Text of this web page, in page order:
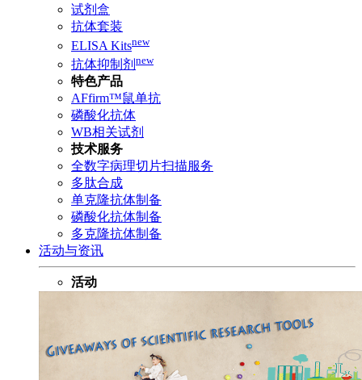
试剂盒
抗体套装
ELISA Kitsnew
抗体抑制剂 new
特色产品
AFfirm™鼠单抗
磷酸化抗体
WB相关试剂
技术服务
全数字病理切片扫描服务
多肽合成
单克隆抗体制备
磷酸化抗体制备
多克隆抗体制备
活动与资讯
活动